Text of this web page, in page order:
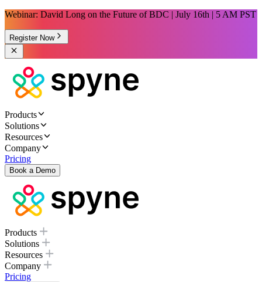
Webinar: David Long on the Future of BDC | July 16th | 5 AM PST
Register Now
Products
Solutions
Resources
Company
Pricing
Book a Demo
Products
Solutions
Resources
Company
Pricing